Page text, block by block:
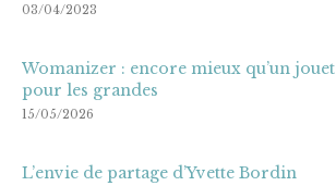
03/04/2023
Womanizer : encore mieux qu’un jouet
pour les grandes
15/05/2026
L’envie de partage d’Yvette Bordin